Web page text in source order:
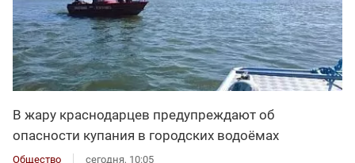
В жару краснодарцев предупреждают об
опасности купания в городских водоёмах
Общество сегодня, 10:05